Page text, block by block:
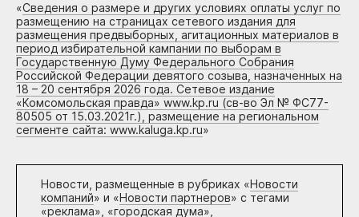
«Сведения о размере и других условиях оплаты услуг по
размещению на страницах сетевого издания для
размещения предвыборных, агитационных материалов в
период избирательной кампании по выборам в
Государственную Думу Федерального Собрания
Российской Федерации девятого созыва, назначенных на
18 – 20 сентября 2026 года. Сетевое издание
«Комсомольская правда» www.kp.ru (св-во Эл № ФС77-
80505 от 15.03.2021г.), размещение на региональном
сегменте сайта: www.kaluga.kp.ru»
Новости, размещенные в рубриках «Новости
компаний» и «Новости партнеров» с тегами
«реклама», «городская дума»,